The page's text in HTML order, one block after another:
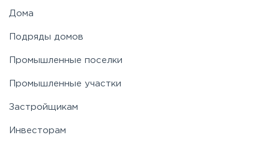
Дома
Подряды домов
Промышленные поселки
Промышленные участки
Застройщикам
Инвесторам